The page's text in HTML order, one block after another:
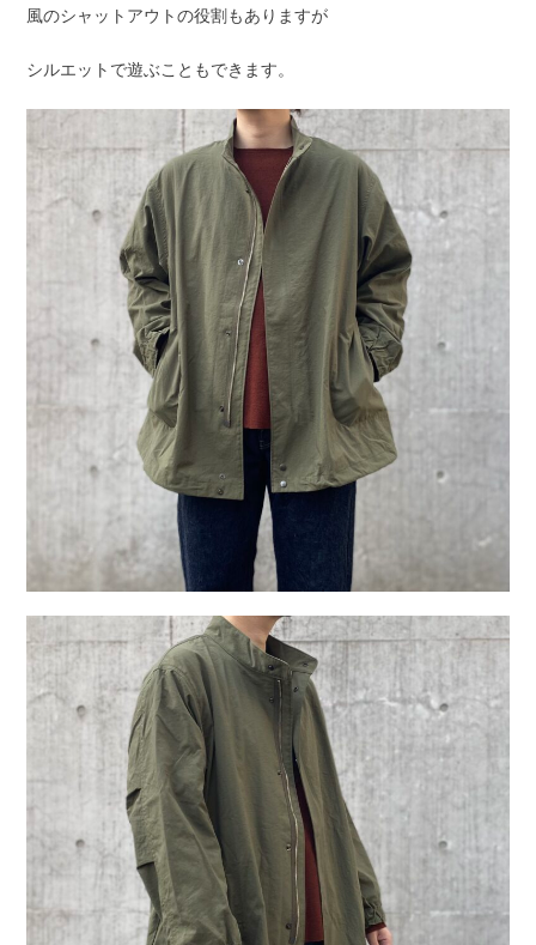
風のシャットアウトの役割もありますが
シルエットで遊ぶこともできます。